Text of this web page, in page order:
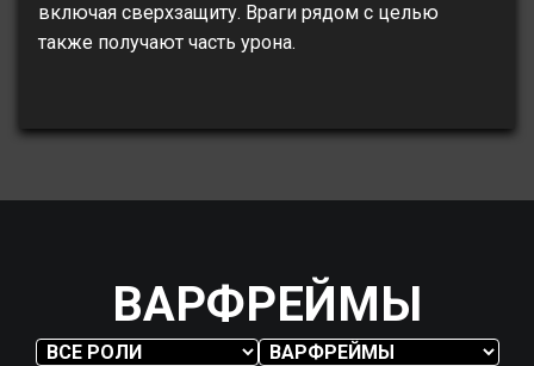
включая сверхзащиту. Враги рядом с целью
также получают часть урона.
ВАРФРЕЙМЫ